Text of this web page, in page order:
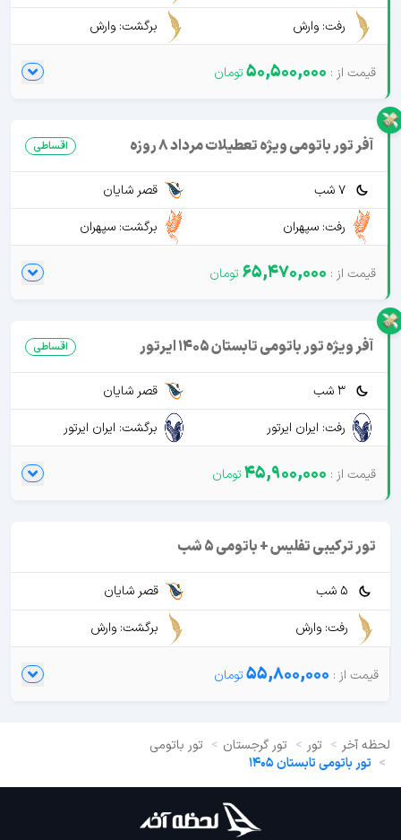
رفت: وارش
برگشت: وارش
50,500,000
آفر تور باتومی ویژه تعطیلات مرداد 8 روزه اقساطی
7 شب
قصر شایان
رفت: سپهران
برگشت: سپهران
65,470,000
آفر ویژه تور باتومی تابستان 1405 ایرتور اقساطی
3 شب
قصر شایان
رفت: ایران ایرتور
برگشت: ایران ایرتور
45,900,000
تور ترکیبی تفلیس + باتومی 5 شب
5 شب
قصر شایان
رفت: وارش
برگشت: وارش
55,800,000
لحظه آخر تور تور گرجستان
تور باتومی
تور باتومی تابستان 1405